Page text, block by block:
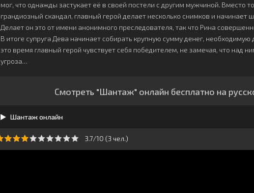
мог, что однажды застукает её в своей постели с другим мужчиной. Вместо
грандиозный скандал, главный герой делает несколько снимков и
Делает он это от имени анонимного преследователя, так что Рина
В итоге супруга Дева начинает собирать крупную сумму денег,
это время главный герой чувствует себя победителем, не замечая, что над
угроза…
Смотреть "Шантаж" онлайн бесплатно на
Шантаж онлайн
3.7/10 (3 чeл.)